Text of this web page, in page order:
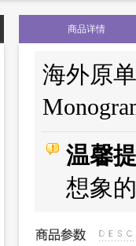
原版LV钱包
商品详情
海外原
温馨
想象